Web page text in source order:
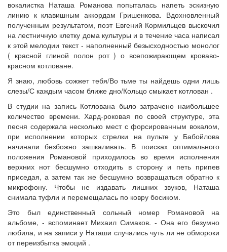
вокалистка Наташа Романова попыталась напеть эскизную
линию к клавишным аккордам Гришенкова. Вдохновленный
полученным результатом, поэт Евгений Кормильцев выскочил
на лестничную клетку дома культуры и в течение часа написал
к этой мелодии текст - наполненный безысходностью монолог
( красной глиной полон рот ) о всепожирающем кроваво-
красном котловане.
Я знаю, любовь сожжет тебя/Во тьме ты найдешь одни лишь
слезы/С каждым часом ближе дно/Кольцо смыкает котлован .
В студии на запись Котлована было затрачено наибольшее
количество времени. Хард-роковая по своей структуре, эта
песня содержала несколько мест с форсированным вокалом,
при исполнении которых стрелки на пульте у Бабойлова
начинали безбожно зашкаливать. В поисках оптимального
положения Романовой приходилось во время исполнения
верхних нот бесшумно отходить в сторону и петь припев
приседая, а затем так же бесшумно возвращаться обратно к
микрофону. Чтобы не издавать лишних звуков, Наташа
снимала туфли и перемещалась по ковру босиком.
Это был единственный сольный номер Романовой на
альбоме, - вспоминает Михаил Симаков. - Она его безумно
любила, и на записи у Наташи случались чуть ли не обмороки
от переизбытка эмоций .